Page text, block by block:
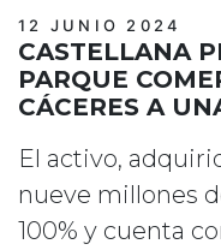
12 JUNIO 2024
CASTELLANA
PARQUE
CÁCERES A
El activo,
nueve millones
100% y cuenta